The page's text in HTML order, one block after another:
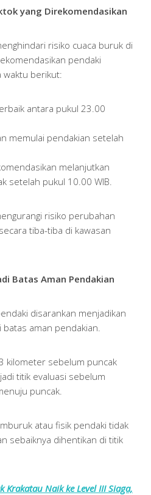
yang Direkomendasikan
risiko cuaca buruk di
pendaki
waktu berikut:
antara pukul 23.00
memulai pendakian setelah
melanjutkan
setelah pukul 10.00 WIB.
risiko perubahan
tiba-tiba di kawasan
Batas Aman Pendakian
disarankan menjadikan
aman pendakian.
kilometer sebelum puncak
titik evaluasi sebelum
puncak.
atau fisik pendaki tidak
sebaiknya dihentikan di titik
Krakatau Naik ke Level III Siaga,